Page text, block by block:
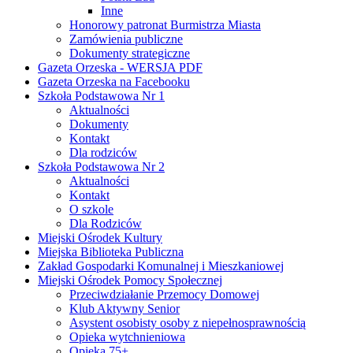
Inne
Honorowy patronat Burmistrza Miasta
Zamówienia publiczne
Dokumenty strategiczne
Gazeta Orzeska - WERSJA PDF
Gazeta Orzeska na Facebooku
Szkoła Podstawowa Nr 1
Aktualności
Dokumenty
Kontakt
Dla rodziców
Szkoła Podstawowa Nr 2
Aktualności
Kontakt
O szkole
Dla Rodziców
Miejski Ośrodek Kultury
Miejska Biblioteka Publiczna
Zakład Gospodarki Komunalnej i Mieszkaniowej
Miejski Ośrodek Pomocy Społecznej
Przeciwdziałanie Przemocy Domowej
Klub Aktywny Senior
Asystent osobisty osoby z niepełnosprawnością
Opieka wytchnieniowa